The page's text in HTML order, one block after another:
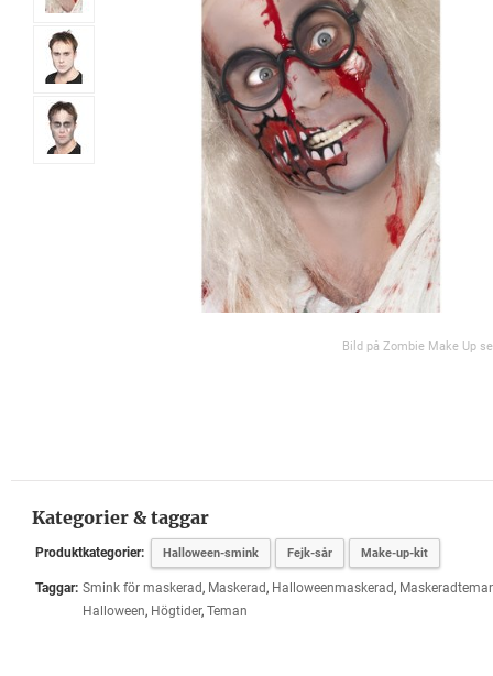
Bild på Zombie Make Up
Kategorier & taggar
Produktkategorier: Halloween-smink Fejk-sår Make-up-kit
Taggar: Smink för maskerad, Maskerad, Halloweenmaskerad,
Halloween, Högtider, Teman